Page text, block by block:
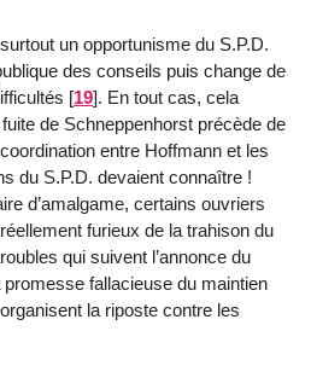
un opportunisme du S.P.D.
des conseils puis change de
[19]. En tout cas, cela
de Schneppenhorst précède de
entre Hoffmann et les
du S.P.D. devaient connaître !
d’amalgame, certains ouvriers
furieux de la trahison du
qui suivent l’annonce du
fallacieuse du maintien
la riposte contre les